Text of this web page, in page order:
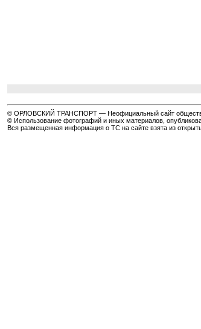
© ОРЛОВСКИЙ ТРАНСПОРТ — Неофициальный сайт
© Использование фотографий и иных материалов,
Вся размещенная информация о ТС на сайте взята из